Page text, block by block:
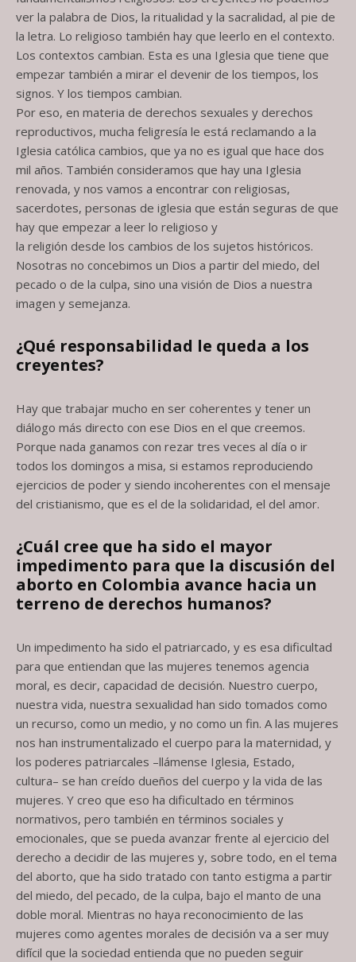
ver la palabra de Dios, la ritualidad y la sacralidad, al pie de
la letra. Lo religioso también hay que leerlo en el contexto.
Los contextos cambian. Esta es una Iglesia que tiene que
empezar también a mirar el devenir de los tiempos, los
signos. Y los tiempos cambian.
Por eso, en materia de derechos sexuales y derechos
reproductivos, mucha feligresía le está reclamando a la
Iglesia católica cambios, que ya no es igual que hace dos
mil años. También consideramos que hay una Iglesia
renovada, y nos vamos a encontrar con religiosas,
sacerdotes, personas de iglesia que están seguras de que
hay que empezar a leer lo religioso y
la religión desde los cambios de los sujetos históricos.
Nosotras no concebimos un Dios a partir del miedo, del
pecado o de la culpa, sino una visión de Dios a nuestra
imagen y semejanza.
¿Qué responsabilidad le queda a los
creyentes?
Hay que trabajar mucho en ser coherentes y tener un
diálogo más directo con ese Dios en el que creemos.
Porque nada ganamos con rezar tres veces al día o ir
todos los domingos a misa, si estamos reproduciendo
ejercicios de poder y siendo incoherentes con el mensaje
del cristianismo, que es el de la solidaridad, el del amor.
¿Cuál cree que ha sido el mayor
impedimento para que la discusión del
aborto en Colombia avance hacia un
terreno de derechos humanos?
Un impedimento ha sido el patriarcado, y es esa dificultad
para que entiendan que las mujeres tenemos agencia
moral, es decir, capacidad de decisión. Nuestro cuerpo,
nuestra vida, nuestra sexualidad han sido tomados como
un recurso, como un medio, y no como un fin. A las mujeres
nos han instrumentalizado el cuerpo para la maternidad, y
los poderes patriarcales –llámense Iglesia, Estado,
cultura– se han creído dueños del cuerpo y la vida de las
mujeres. Y creo que eso ha dificultado en términos
normativos, pero también en términos sociales y
emocionales, que se pueda avanzar frente al ejercicio del
derecho a decidir de las mujeres y, sobre todo, en el tema
del aborto, que ha sido tratado con tanto estigma a partir
del miedo, del pecado, de la culpa, bajo el manto de una
doble moral. Mientras no haya reconocimiento de las
mujeres como agentes morales de decisión va a ser muy
difícil que la sociedad entienda que no pueden seguir